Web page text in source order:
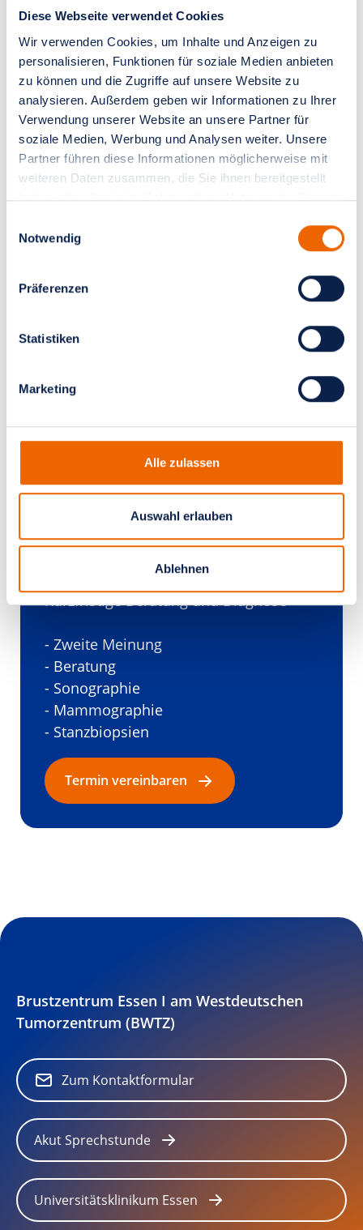
Diese Webseite verwendet Cookies
Wir verwenden Cookies, um Inhalte und Anzeigen zu
personalisieren, Funktionen für soziale Medien anbieten
zu können und die Zugriffe auf unsere Website zu
analysieren. Außerdem geben wir Informationen zu Ihrer
Verwendung unserer Website an unsere Partner für
soziale Medien, Werbung und Analysen weiter. Unsere
Partner führen diese Informationen möglicherweise mit
weiteren Daten zusammen, die Sie ihnen bereitgestellt
haben oder die sie im Rahmen Ihrer Nutzung der Dienste
Notwendig
Präferenzen
Statistiken
Marketing
Alle zulassen
Auswahl erlauben
Ablehnen
Auszeichnungen
Akut Sprechstunde
Kurzfristige Beratung und Diagnose
- Zweite Meinung
- Beratung
- Sonographie
- Mammographie
- Stanzbiopsien
Termin vereinbaren
Brustzentrum Essen I am Westdeutschen
Tumorzentrum (BWTZ)
Zum Kontaktformular
Akut Sprechstunde
Universitätsklinikum Essen